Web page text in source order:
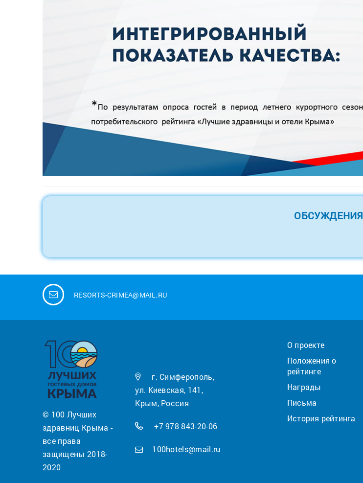
ОБСУЖДЕНИЯ
RESORTS-CRIMEA@MAIL.RU
© 100 Лучших
здравниц Крыма -
все права
защищены 2018-
2020
г. Симферополь,
ул. Киевская, 141,
Крым, Россия
+7 978 843-20-06
100hotels@mail.ru
О проекте
Положения о
рейтинге
Награды
Письма
История рейтинга